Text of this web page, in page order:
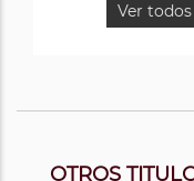
Ver
OTROS